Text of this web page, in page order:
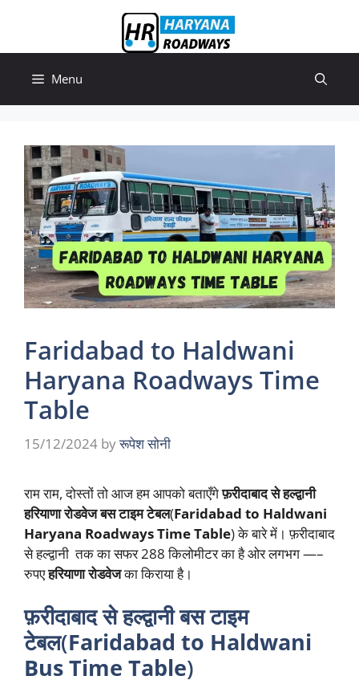
content
Menu
Faridabad to Haldwani
Haryana Roadways Time
Table
15/12/2024 byरूपेश सोनी
राम राम, दोस्तों तो आज हम आपको बताएँगेफ़रीदाबाद से हल्द्वानी
हरियाणा रोडवेज बस टाइम टेबल(Faridabad to Haldwani
Haryana Roadways Time Table) के बारे में। फ़रीदाबाद
से हल्द्वानी तक का सफर 288 किलोमीटर का है ओर लगभग —–
रुपएहरियाणा रोडवेजका किराया है।
फ़रीदाबाद से हल्द्वानी बस टाइम
टेबल(Faridabad to Haldwani
Bus Time Table)